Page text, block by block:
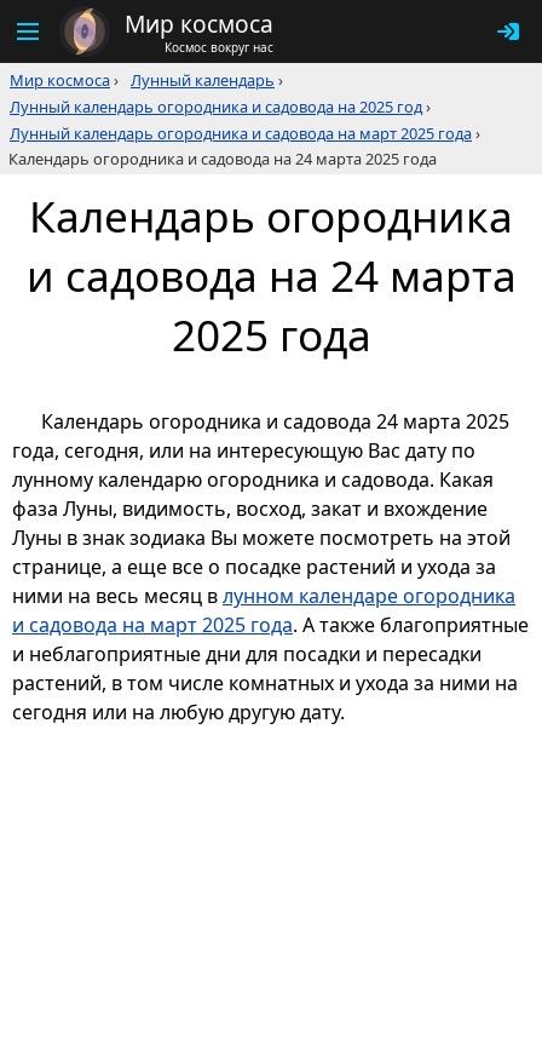
Мир космоса
Космос вокруг нас
Мир космоса› Лунный календарь ›
Лунный календарь огородника и садовода на 2025 год›
Лунный календарь огородника и садовода на март 2025 года›
Календарь огородника и садовода на 24 марта 2025 года
Календарь огородника
и садовода на 24 марта
2025 года
Календарь огородника и садовода 24 марта 2025
года, сегодня, или на интересующую Вас дату по
лунному календарю огородника и садовода. Какая
фаза Луны, видимость, восход, закат и вхождение
Луны в знак зодиака Вы можете посмотреть на этой
странице, а еще все о посадке растений и ухода за
ними на весь месяц влунном календаре огородника
и садовода на март 2025 года. А также благоприятные
и неблагоприятные дни для посадки и пересадки
растений, в том числе комнатных и ухода за ними на
сегодня или на любую другую дату.